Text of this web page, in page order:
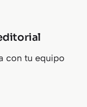
con tu equipo